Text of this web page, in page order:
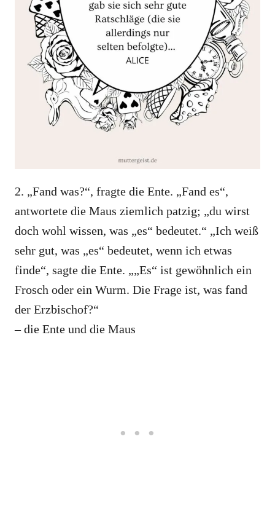
2. „Fand was?“, fragte die Ente. „Fand es“,
antwortete die Maus ziemlich patzig; „du wirst
doch wohl wissen, was „es“ bedeutet.“ „Ich weiß
sehr gut, was „es“ bedeutet, wenn ich etwas
finde“, sagte die Ente. „„Es“ ist gewöhnlich ein
Frosch oder ein Wurm. Die Frage ist, was fand
der Erzbischof?“
– die Ente und die Maus